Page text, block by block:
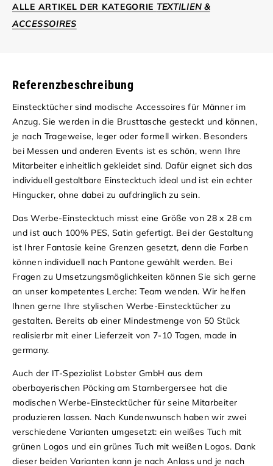
ALLE ARTIKEL DER KATEGORIE TEXTILIEN &
ACCESSOIRES
Referenzbeschreibung
Einstecktücher sind modische Accessoires für Männer im
Anzug. Sie werden in die Brusttasche gesteckt und können,
je nach Trageweise, leger oder formell wirken. Besonders
bei Messen und anderen Events ist es schön, wenn Ihre
Mitarbeiter einheitlich gekleidet sind. Dafür eignet sich das
individuell gestaltbare Einstecktuch ideal und ist ein echter
Hingucker, ohne dabei zu aufdringlich zu sein.
Das Werbe-Einstecktuch misst eine Größe von 28 x 28 cm
und ist auch 100% PES, Satin gefertigt. Bei der Gestaltung
ist Ihrer Fantasie keine Grenzen gesetzt, denn die Farben
können individuell nach Pantone gewählt werden. Bei
Fragen zu Umsetzungsmöglichkeiten können Sie sich gerne
an unser kompetentes Lerche: Team wenden. Wir helfen
Ihnen gerne Ihre stylischen Werbe-Einstecktücher zu
gestalten. Bereits ab einer Mindestmenge von 50 Stück
realisierbr mit einer Lieferzeit von 7-10 Tagen, made in
germany.
Auch der IT-Spezialist Lobster GmbH aus dem
oberbayerischen Pöcking am Starnbergersee hat die
modischen Werbe-Einstecktücher für seine Mitarbeiter
produzieren lassen. Nach Kundenwunsch haben wir zwei
verschiedene Varianten umgesetzt: ein weißes Tuch mit
grünen Logos und ein grünes Tuch mit weißen Logos. Dank
dieser beiden Varianten kann je nach Anlass und je nach